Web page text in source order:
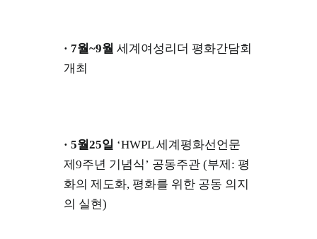
· 7월~9월 세계여성리더 평화간담회
개최
· 5월25일 ‘HWPL 세계평화선언문
제9주년 기념식’ 공동주관 (부제: 평
화의 제도화, 평화를 위한 공동 의지
의 실현)